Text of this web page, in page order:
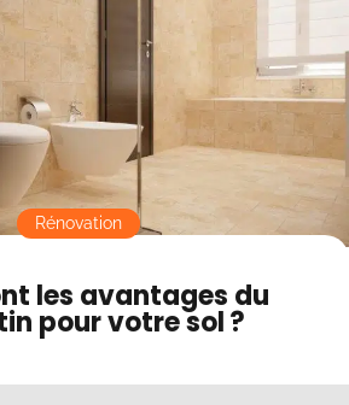
les avantages du
pour votre sol ?
Rénovation